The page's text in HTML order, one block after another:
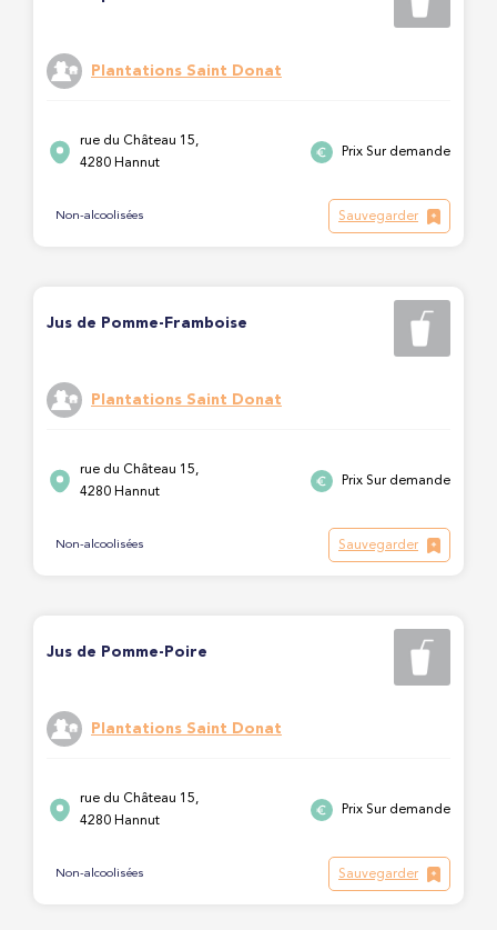
Plantations Saint Donat
rue du Château 15,
4280 Hannut
Prix Sur demande
Non-alcoolisées Sauvegarder
Jus de Pomme-Framboise
Plantations Saint Donat
rue du Château 15,
4280 Hannut
Prix Sur demande
Non-alcoolisées Sauvegarder
Jus de Pomme-Poire
Plantations Saint Donat
rue du Château 15,
4280 Hannut
Prix Sur demande
Non-alcoolisées Sauvegarder